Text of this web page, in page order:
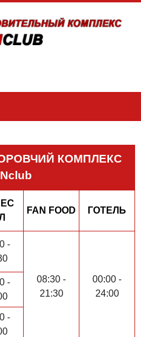
КОМПЛЕКС
FAN FOOD ГОТЕЛЬ
-
08:30 -
21:30
00:00 -
24:00
-
-